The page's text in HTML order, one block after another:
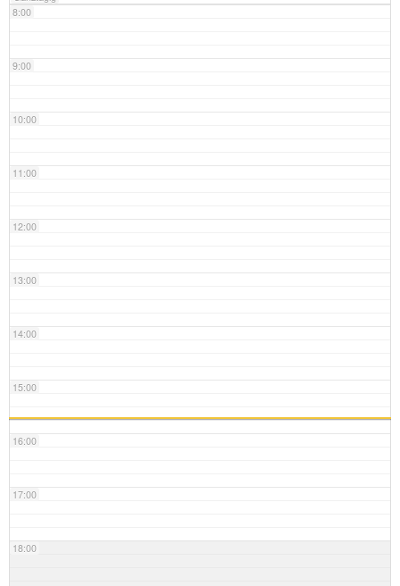
8:00
9:00
10:00
11:00
12:00
13:00
14:00
15:00
16:00
17:00
18:00